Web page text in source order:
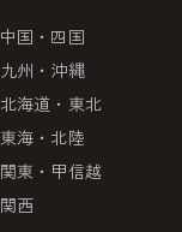
中国・四国
九州・沖縄
北海道・東北
東海・北陸
関東・甲信越
関西